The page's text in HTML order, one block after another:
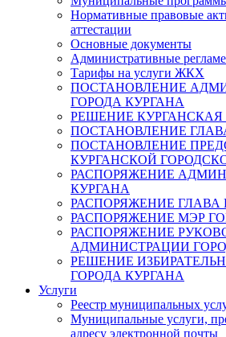
Нормативные правовые
аттестации
Основные документы
Административные
Тарифы на услуги ЖКХ
ПОСТАНОВЛЕНИЕ
ГОРОДА КУРГАНА
РЕШЕНИЕ
ПОСТАНОВЛЕНИЕ
ПОСТАНОВЛЕНИЕ
КУРГАНСКОЙ
РАСПОРЯЖЕНИЕ
КУРГАНА
РАСПОРЯЖЕНИЕ ГЛАВА
РАСПОРЯЖЕНИЕ МЭР
РАСПОРЯЖЕНИЕ
АДМИНИСТРАЦИИ
РЕШЕНИЕ
ГОРОДА КУРГАНА
Услуги
Реестр муниципальных
Муниципальные услуги,
адресу электронной почты